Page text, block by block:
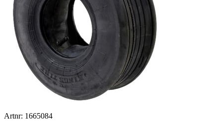
Artnr: 1665084